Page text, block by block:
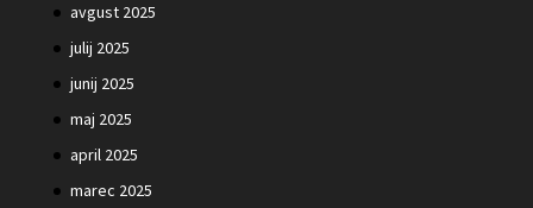
avgust 2025
julij 2025
junij 2025
maj 2025
april 2025
marec 2025